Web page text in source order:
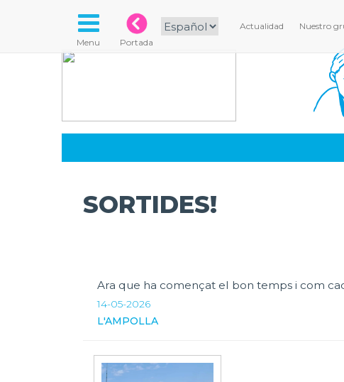
Actualidad Nuestro
Menu Portada
SORTIDES!
Ara que ha començat el bon temps i com
14-05-2026
L'AMPOLLA